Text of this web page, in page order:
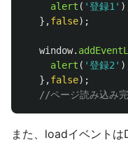
alert ( '登録1 '
},false);
window.
alert ( '登録2 '
},false);
//ページ読み込み
また、loadイベント